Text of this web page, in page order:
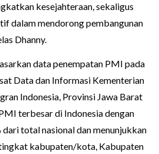
kesejahteraan, sekaligus
dalam mendorong pembangunan
Dhanny.
data penempatan PMI pada
Data dan Informasi Kementerian
Indonesia, Provinsi Jawa Barat
terbesar di Indonesia dengan
total nasional dan menunjukkan
kabupaten/kota, Kabupaten